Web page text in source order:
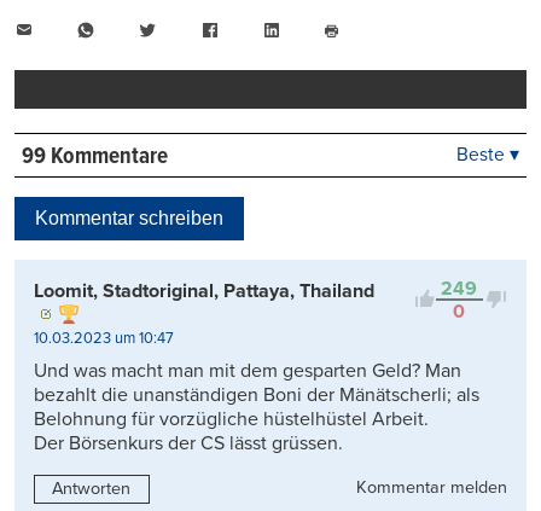
WhatsAppTwitter FacebookLinkedIn
drucken
99 Kommentare
Kontrovers
Beste ▾
Kommentar schreiben
249
0
Loomit, Stadtoriginal, Pattaya, Thailand
10.03.2023 um 10:47
Und was macht man mit dem gesparten Geld? Man
bezahlt die unanständigen Boni der Mänätscherli; als
Belohnung für vorzügliche hüstelhüstel Arbeit.
Der Börsenkurs der CS lässt grüssen.
Antworten
Kommentar melden